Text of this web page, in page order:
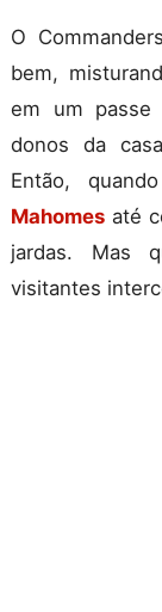
O
bem,
em um passe
donos da
Então,
Mahomes até
jardas. Mas
visitantes